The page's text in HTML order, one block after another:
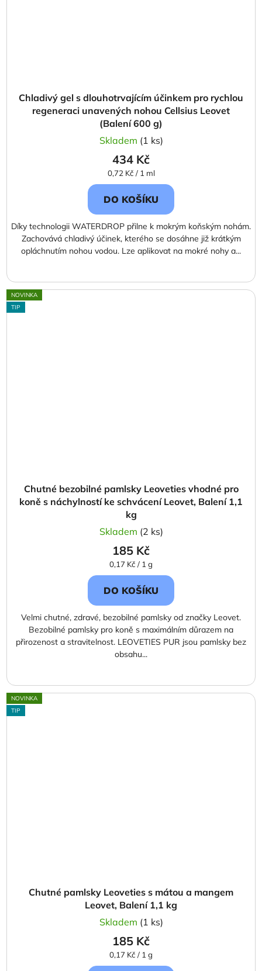
Chladivý gel s dlouhotrvajícím účinkem pro rychlou
regeneraci unavených nohou Cellsius Leovet
(Balení 600 g)
Skladem (1 ks)
434 Kč
Měrná
cena:
0,72 Kč / 1 ml
DO KOŠÍKU
Díky technologii WATERDROP přilne k mokrým koňským nohám.
Zachovává chladivý účinek, kterého se dosáhne již krátkým
opláchnutím nohou vodou. Lze aplikovat na mokré nohy a...
NOVINKA
TIP
Chutné bezobilné pamlsky Leoveties vhodné pro
koně s náchylností ke schvácení Leovet, Balení 1,1
kg
Skladem (2 ks)
185 Kč
Měrná
cena:
0,17 Kč / 1 g
DO KOŠÍKU
Velmi chutné, zdravé, bezobilné pamlsky od značky Leovet.
Bezobilné pamlsky pro koně s maximálním důrazem na
přirozenost a stravitelnost. LEOVETIES PUR jsou pamlsky bez
obsahu...
NOVINKA
TIP
Chutné pamlsky Leoveties s mátou a mangem
Leovet, Balení 1,1 kg
Skladem (1 ks)
185 Kč
Měrná
cena:
0,17 Kč / 1 g